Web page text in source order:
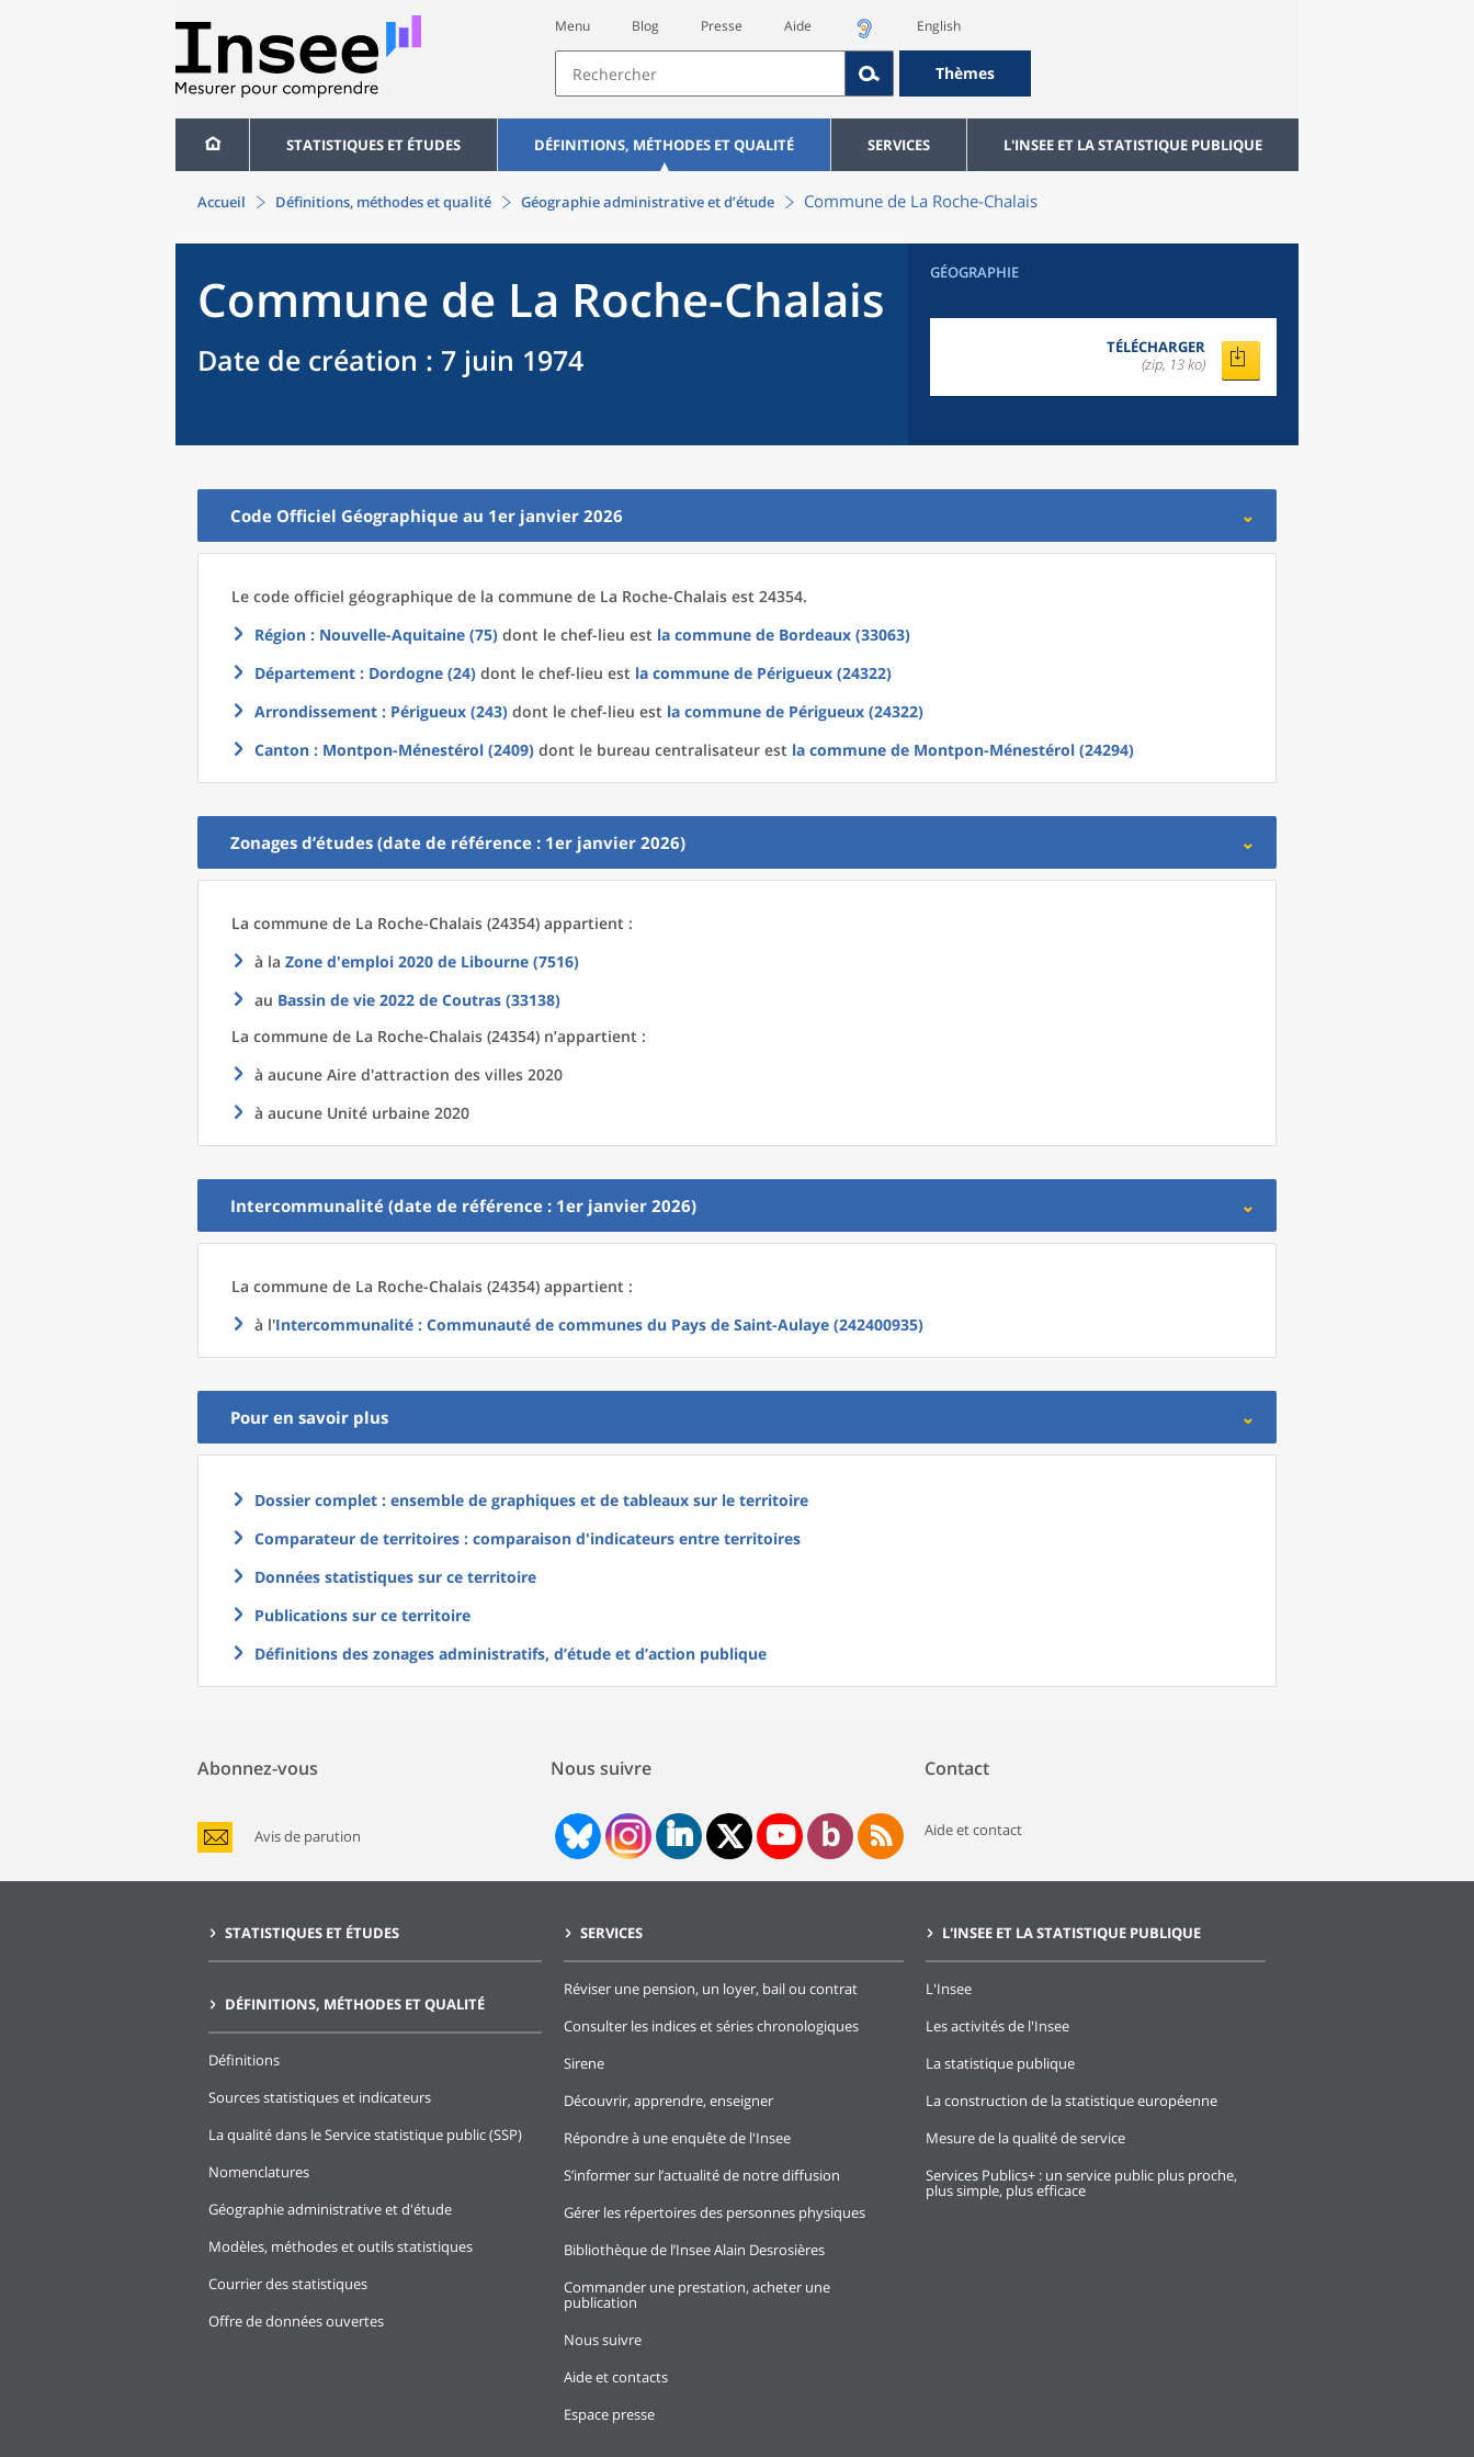
Menu Blog Presse Aide English
Thèmes
STATISTIQUES ET ÉTUDES DÉFINITIONS, MÉTHODES ET QUALITÉ SERVICES L'INSEE ET LA STATISTIQUE PUBLIQUE
Accueil Définitions, méthodes et qualité Géographie administrative et d’étude Commune de La Roche-Chalais
Commune de La Roche-Chalais
Date de création : 7 juin 1974
GÉOGRAPHIE
TÉLÉCHARGER
(zip, 13 ko)
Code Officiel Géographique au 1er janvier 2026
Le code officiel géographique de la commune de La Roche-Chalais est 24354.
Région : Nouvelle-Aquitaine (75) dont le chef-lieu est la commune de Bordeaux (33063)
Département : Dordogne (24) dont le chef-lieu est la commune de Périgueux (24322)
Arrondissement : Périgueux (243) dont le chef-lieu est la commune de Périgueux (24322)
Canton : Montpon-Ménestérol (2409) dont le bureau centralisateur est la commune de Montpon-Ménestérol (24294)
Zonages d’études (date de référence : 1er janvier 2026)
La commune de La Roche-Chalais (24354) appartient :
à la Zone d'emploi 2020 de Libourne (7516)
au Bassin de vie 2022 de Coutras (33138)
La commune de La Roche-Chalais (24354) n’appartient :
à aucune Aire d'attraction des villes 2020
à aucune Unité urbaine 2020
Intercommunalité (date de référence : 1er janvier 2026)
La commune de La Roche-Chalais (24354) appartient :
à l'Intercommunalité : Communauté de communes du Pays de Saint-Aulaye (242400935)
Pour en savoir plus
Dossier complet : ensemble de graphiques et de tableaux sur le territoire
Comparateur de territoires : comparaison d'indicateurs entre territoires
Données statistiques sur ce territoire
Publications sur ce territoire
Définitions des zonages administratifs, d’étude et d’action publique
Abonnez-vous
Avis de parution
Nous suivre Contact
Aide et contact
STATISTIQUES ET ÉTUDES
DÉFINITIONS, MÉTHODES ET QUALITÉ
Définitions
Sources statistiques et indicateurs
La qualité dans le Service statistique public (SSP)
Nomenclatures
Géographie administrative et d'étude
Modèles, méthodes et outils statistiques
Courrier des statistiques
Offre de données ouvertes
SERVICES
Réviser une pension, un loyer, bail ou contrat
Consulter les indices et séries chronologiques
Sirene
Découvrir, apprendre, enseigner
Répondre à une enquête de l'Insee
S’informer sur l’actualité de notre diffusion
Gérer les répertoires des personnes physiques
Bibliothèque de l’Insee Alain Desrosières
Commander une prestation, acheter une
publication
Nous suivre
Aide et contacts
Espace presse
L'INSEE ET LA STATISTIQUE PUBLIQUE
L'Insee
Les activités de l'Insee
La statistique publique
La construction de la statistique européenne
Mesure de la qualité de service
Services Publics+ : un service public plus proche,
plus simple, plus efficace